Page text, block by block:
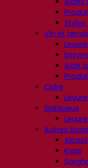
Styles
Vin et
Aide
Cidre
Spiritueux
Autres
Kvas